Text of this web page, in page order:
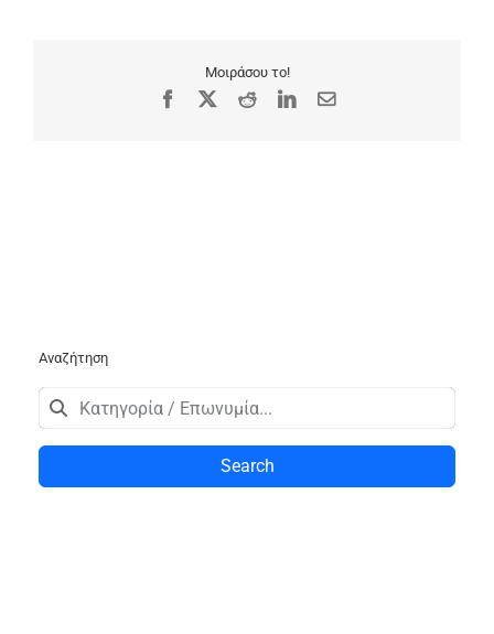
Μοιράσου το!
Facebook RedditLinkedIn
Email
Αναζήτηση
Search